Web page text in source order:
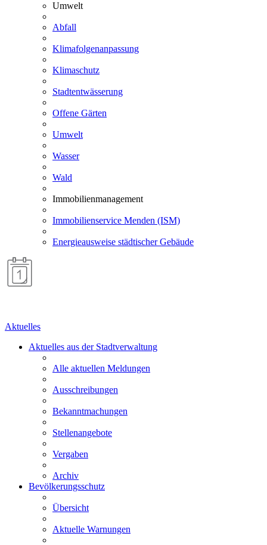
Umwelt
Abfall
Klimafolgenanpassung
Klimaschutz
Stadtentwässerung
Offene Gärten
Umwelt
Wasser
Wald
Immobilienmanagement
Immobilienservice Menden (ISM)
Energieausweise städtischer Gebäude
Aktuelles
Aktuelles aus der Stadtverwaltung
Alle aktuellen Meldungen
Ausschreibungen
Bekanntmachungen
Stellenangebote
Vergaben
Archiv
Bevölkerungsschutz
Übersicht
Aktuelle Warnungen